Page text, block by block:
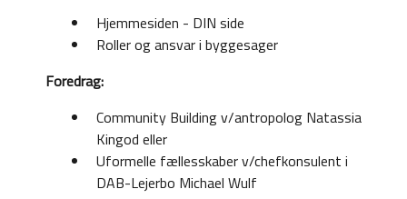
Hjemmesiden - DIN side
Roller og ansvar i byggesager
Foredrag:
Community Building v/antropolog Natassia
Kingod eller
Uformelle fællesskaber v/chefkonsulent i
DAB-Lejerbo Michael Wulf